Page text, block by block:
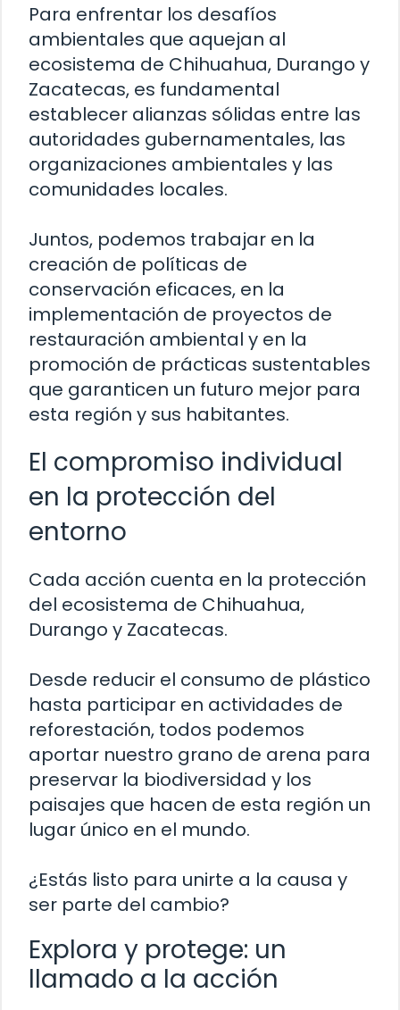
Para enfrentar los desafíos
ambientales que aquejan al
ecosistema de Chihuahua, Durango y
Zacatecas, es fundamental
establecer alianzas sólidas entre las
autoridades gubernamentales, las
organizaciones ambientales y las
comunidades locales.
Juntos, podemos trabajar en la
creación de políticas de
conservación eficaces, en la
implementación de proyectos de
restauración ambiental y en la
promoción de prácticas sustentables
que garanticen un futuro mejor para
esta región y sus habitantes.
El compromiso individual
en la protección del
entorno
Cada acción cuenta en la protección
del ecosistema de Chihuahua,
Durango y Zacatecas.
Desde reducir el consumo de plástico
hasta participar en actividades de
reforestación, todos podemos
aportar nuestro grano de arena para
preservar la biodiversidad y los
paisajes que hacen de esta región un
lugar único en el mundo.
¿Estás listo para unirte a la causa y
ser parte del cambio?
Explora y protege: un
llamado a la acción